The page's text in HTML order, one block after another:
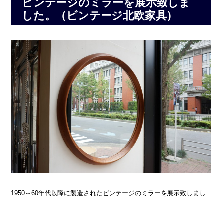
ビンテージのミラーを展示致しま
した。（ビンテージ北欧家具）
1950～60年代以降に製造されたビンテージのミラーを展示致しまし